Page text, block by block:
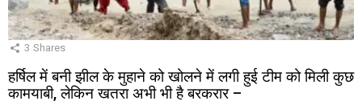
3 Shares
हर्षिल में बनी झील के मुहाने को खोलने में लगी हुई टीम को मिली कुछ
कामयाबी, लेकिन खतरा अभी भी है बरकरार –